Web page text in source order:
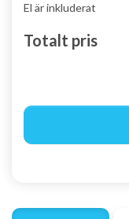
El är inkluderat
Totalt pris